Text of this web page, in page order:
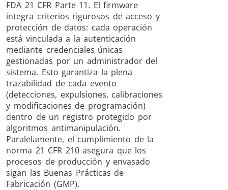
FDA 21 CFR Parte 11. El firmware
integra criterios rigurosos de acceso y
protección de datos: cada operación
está vinculada a la autenticación
mediante credenciales únicas
gestionadas por un administrador del
sistema. Esto garantiza la plena
trazabilidad de cada evento
(detecciones, expulsiones, calibraciones
y modificaciones de programación)
dentro de un registro protegido por
algoritmos antimanipulación.
Paralelamente, el cumplimiento de la
norma 21 CFR 210 asegura que los
procesos de producción y envasado
sigan las Buenas Prácticas de
Fabricación (GMP).